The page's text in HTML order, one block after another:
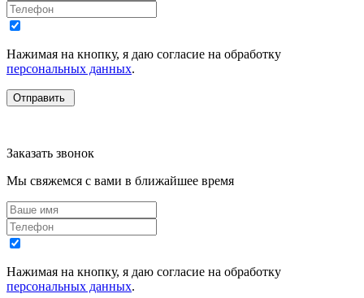
Нажимая на кнопку, я даю согласие на обработку
персональных данных.
Заказать звонок
Мы свяжемся с вами в ближайшее время
Нажимая на кнопку, я даю согласие на обработку
персональных данных.